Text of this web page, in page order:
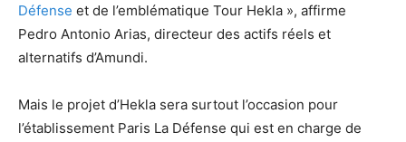
Défense et de l’emblématique Tour Hekla », affirme
Pedro Antonio Arias, directeur des actifs réels et
alternatifs d’Amundi.
Mais le projet d’Hekla sera surtout l’occasion pour
l’établissement Paris La Défense qui est en charge de